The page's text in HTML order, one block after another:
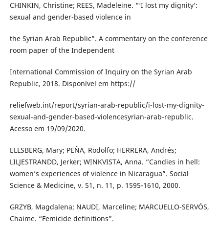
CHINKIN, Christine; REES, Madeleine. “‘I lost my dignity’:
sexual and gender-based violence in
the Syrian Arab Republic”. A commentary on the conference
room paper of the Independent
International Commission of Inquiry on the Syrian Arab
Republic, 2018. Disponível em https://
reliefweb.int/report/syrian-arab-republic/i-lost-my-dignity-
sexual-and-gender-based-violencesyrian-arab-republic.
Acesso em 19/09/2020.
ELLSBERG, Mary; PEÑA, Rodolfo; HERRERA, Andrés;
LILJESTRANDD, Jerker; WINKVISTA, Anna. “Candies in hell:
women’s experiences of violence in Nicaragua”. Social
Science & Medicine, v. 51, n. 11, p. 1595-1610, 2000.
GRZYB, Magdalena; NAUDI, Marceline; MARCUELLO-SERVÓS,
Chaime. “Femicide definitions”.